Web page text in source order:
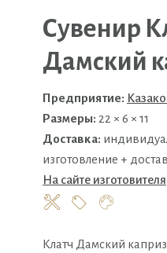
Сувенир
Дамский
Предприятие:
Размеры: 22 × 6 × 11
Доставка:
изготовление +
На сайте изготовителя
Клатч Дамский